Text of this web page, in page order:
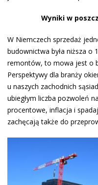
Wyniki w
W Niemczech sprzedaż
budownictwa była niższa o
remontów, to mowa jest o
Perspektywy dla branży
u naszych zachodnich
ubiegłym liczba pozwoleń
procentowe, inflacja i
zachęcają także do